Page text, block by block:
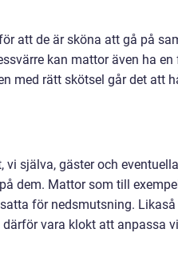
att de är sköna att gå på
kan mattor även ha
med rätt skötsel går det att
själva, gäster och
dem. Mattor som till
för nedsmutsning.
vara klokt att anpassa